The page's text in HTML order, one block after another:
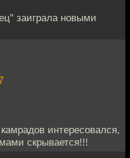
заиграла новыми
интересовался,
скрывается!!!